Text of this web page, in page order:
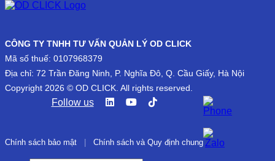
CÔNG TY TNHH TƯ VẤN QUẢN LÝ OD CLICK
Mã số thuế: 0107968379
Địa chỉ: 72 Trần Đăng Ninh, P. Nghĩa Đô, Q. Cầu Giấy, Hà Nội
Copyright 2026 © OD CLICK. All rights reserved.
Follow us
Chính sách bảo mật Chính sách và Quy định chung